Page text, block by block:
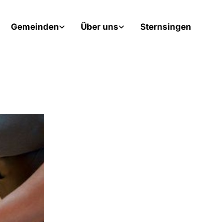
Gemeinden Über uns Sternsingen